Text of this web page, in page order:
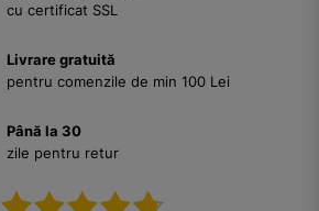
cu certificat SSL
Livrare gratuită
pentru comenzile de min 100 Lei
Până la 30
zile pentru retur